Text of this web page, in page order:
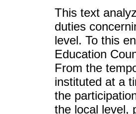
This text
duties
level. To this
Education
From the
instituted at a
the
the local level,